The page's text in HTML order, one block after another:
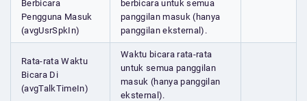
Berbicara
Pengguna Masuk
(avgUsrSpkIn)
berbicara untuk semua
panggilan masuk (hanya
panggilan eksternal).
Rata-rata Waktu
Bicara Di
(avgTalkTimeIn)
Waktu bicara rata-rata
untuk semua panggilan
masuk (hanya panggilan
eksternal).